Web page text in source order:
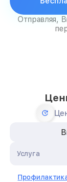
Отправляя,
Услуга